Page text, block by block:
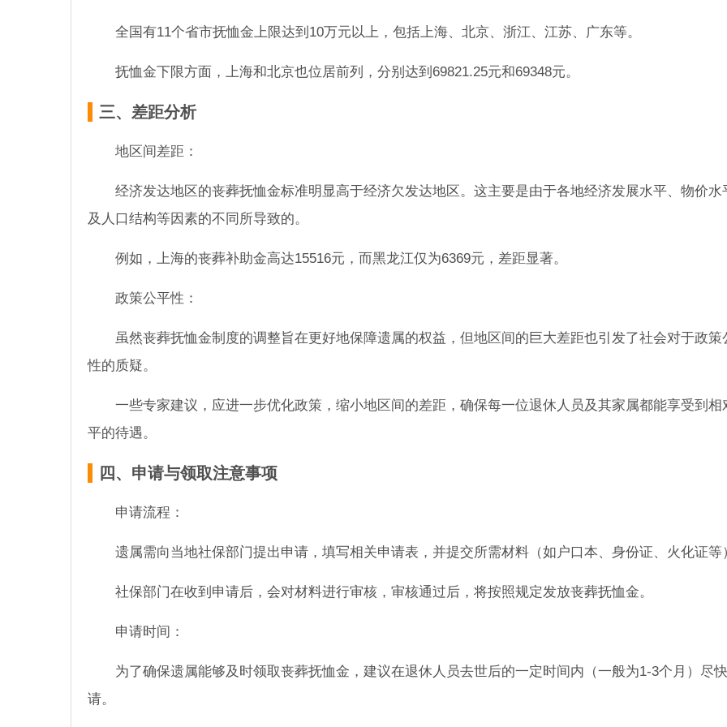
全国有11个省市抚恤金上限达到10万元以上，包括上海、北京、浙江、江苏、广东等。
抚恤金下限方面，上海和北京也位居前列，分别达到69821.25元和69348元。
三、差距分析
地区间差距：
经济发达地区的丧葬抚恤金标准明显高于经济欠发达地区。这主要是由于各地经济发展水平、物价水
及人口结构等因素的不同所导致的。
例如，上海的丧葬补助金高达15516元，而黑龙江仅为6369元，差距显著。
政策公平性：
虽然丧葬抚恤金制度的调整旨在更好地保障遗属的权益，但地区间的巨大差距也引发了社会对于政策
性的质疑。
一些专家建议，应进一步优化政策，缩小地区间的差距，确保每一位退休人员及其家属都能享受到相
平的待遇。
四、申请与领取注意事项
申请流程：
遗属需向当地社保部门提出申请，填写相关申请表，并提交所需材料（如户口本、身份证、火化证等
社保部门在收到申请后，会对材料进行审核，审核通过后，将按照规定发放丧葬抚恤金。
申请时间：
为了确保遗属能够及时领取丧葬抚恤金，建议在退休人员去世后的一定时间内（一般为1-3个月）尽
请。